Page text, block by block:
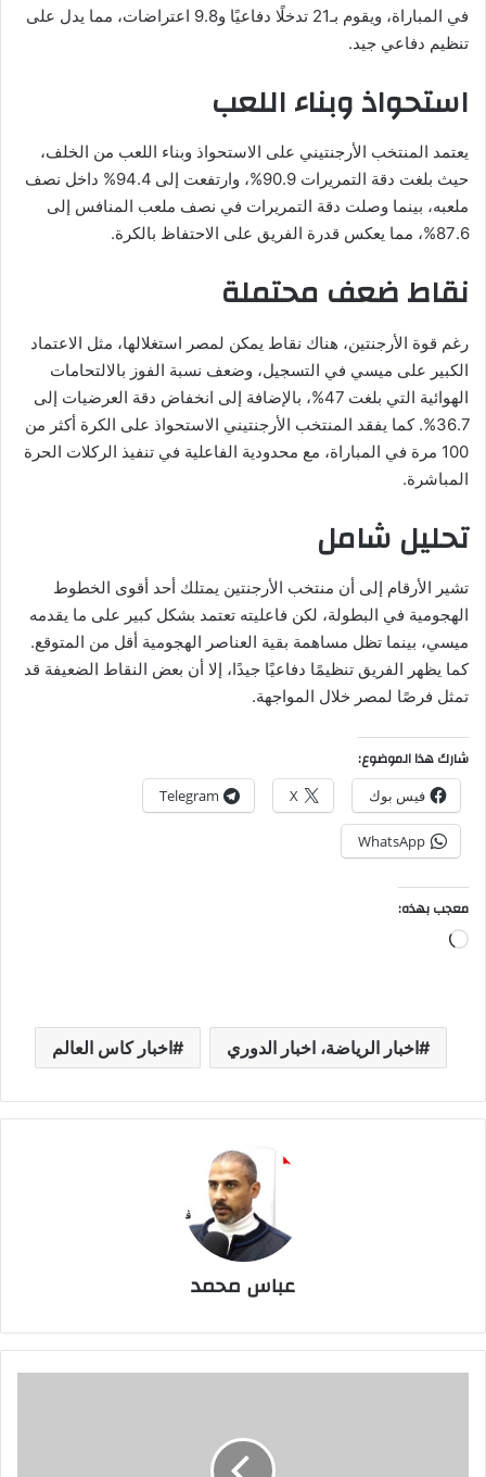
في المباراة، ويقوم بـ21 تدخلًا دفاعيًا و9.8 اعتراضات، مما يدل على
تنظيم دفاعي جيد.
استحواذ وبناء اللعب
يعتمد المنتخب الأرجنتيني على الاستحواذ وبناء اللعب من الخلف،
حيث بلغت دقة التمريرات 90.9%، وارتفعت إلى 94.4% داخل نصف
ملعبه، بينما وصلت دقة التمريرات في نصف ملعب المنافس إلى
87.6%، مما يعكس قدرة الفريق على الاحتفاظ بالكرة.
نقاط ضعف محتملة
رغم قوة الأرجنتين، هناك نقاط يمكن لمصر استغلالها، مثل الاعتماد
الكبير على ميسي في التسجيل، وضعف نسبة الفوز بالالتحامات
الهوائية التي بلغت 47%، بالإضافة إلى انخفاض دقة العرضيات إلى
36.7%. كما يفقد المنتخب الأرجنتيني الاستحواذ على الكرة أكثر من
100 مرة في المباراة، مع محدودية الفاعلية في تنفيذ الركلات الحرة
المباشرة.
تحليل شامل
تشير الأرقام إلى أن منتخب الأرجنتين يمتلك أحد أقوى الخطوط
الهجومية في البطولة، لكن فاعليته تعتمد بشكل كبير على ما يقدمه
ميسي، بينما تظل مساهمة بقية العناصر الهجومية أقل من المتوقع.
كما يظهر الفريق تنظيمًا دفاعيًا جيدًا، إلا أن بعض النقاط الضعيفة قد
تمثل فرصًا لمصر خلال المواجهة.
شارك هذا الموضوع:
فيس بوك X
Telegram
WhatsApp
معجب بهذه:
جاري
اخبار الرياضة، اخبار الدوري اخبار كاس العالم
عباس محمد